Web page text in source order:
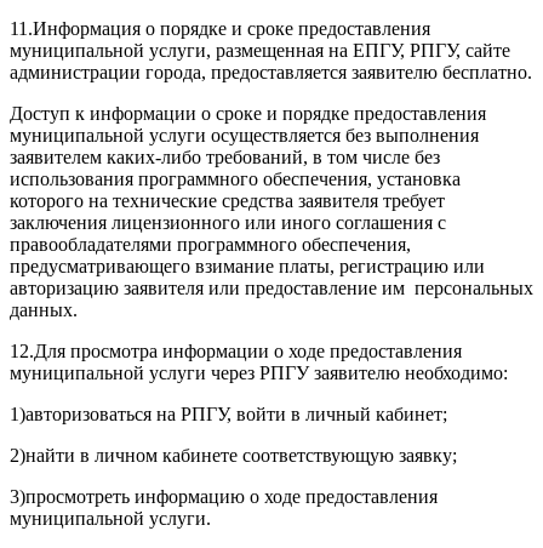
11.Информация о порядке и сроке предоставления
муниципальной услуги, размещенная на ЕПГУ, РПГУ, сайте
администрации города, предоставляется заявителю бесплатно.
Доступ к информации о сроке и порядке предоставления
муниципальной услуги осуществляется без выполнения
заявителем каких-либо требований, в том числе без
использования программного обеспечения, установка
которого на технические средства заявителя требует
заключения лицензионного или иного соглашения с
правообладателями программного обеспечения,
предусматривающего взимание платы, регистрацию или
авторизацию заявителя или предоставление им персональных
данных.
12.Для просмотра информации о ходе предоставления
муниципальной услуги через РПГУ заявителю необходимо:
1)авторизоваться на РПГУ, войти в личный кабинет;
2)найти в личном кабинете соответствующую заявку;
3)просмотреть информацию о ходе предоставления
муниципальной услуги.